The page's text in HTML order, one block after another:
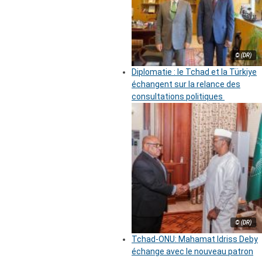
© (DR)
Diplomatie : le Tchad et la Türkiye
échangent sur la relance des
consultations politiques
© (DR)
Tchad-ONU: Mahamat Idriss Deby
échange avec le nouveau patron